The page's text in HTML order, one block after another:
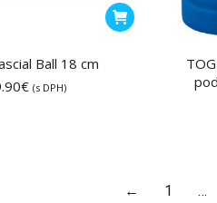
Ball 18 cm
€ (s DPH)
← 1 …